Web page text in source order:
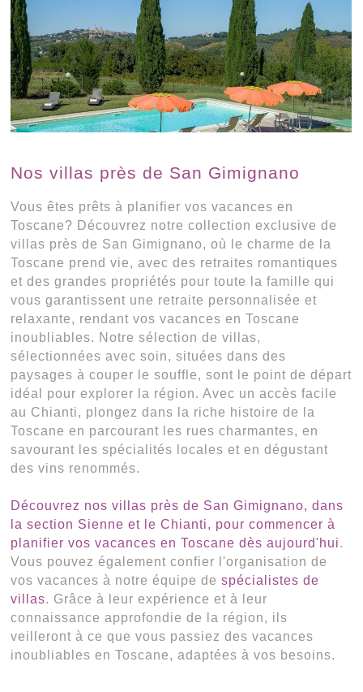
Nos villas près de San Gimignano
Vous êtes prêts à planifier vos vacances en
Toscane? Découvrez notre collection exclusive de
villas près de San Gimignano, où le charme de la
Toscane prend vie, avec des retraites romantiques
et des grandes propriétés pour toute la famille qui
vous garantissent une retraite personnalisée et
relaxante, rendant vos vacances en Toscane
inoubliables. Notre sélection de villas,
sélectionnées avec soin, situées dans des
paysages à couper le souffle, sont le point de départ
idéal pour explorer la région. Avec un accès facile
au Chianti, plongez dans la riche histoire de la
Toscane en parcourant les rues charmantes, en
savourant les spécialités locales et en dégustant
des vins renommés.
Découvrez nos villas près de San Gimignano, dans
la section Sienne et le Chianti, pour commencer à
planifier vos vacances en Toscane dès aujourd'hui.
Vous pouvez également confier l'organisation de
vos vacances à notre équipe despécialistes de
villas. Grâce à leur expérience et à leur
connaissance approfondie de la région, ils
veilleront à ce que vous passiez des vacances
inoubliables en Toscane, adaptées à vos besoins.